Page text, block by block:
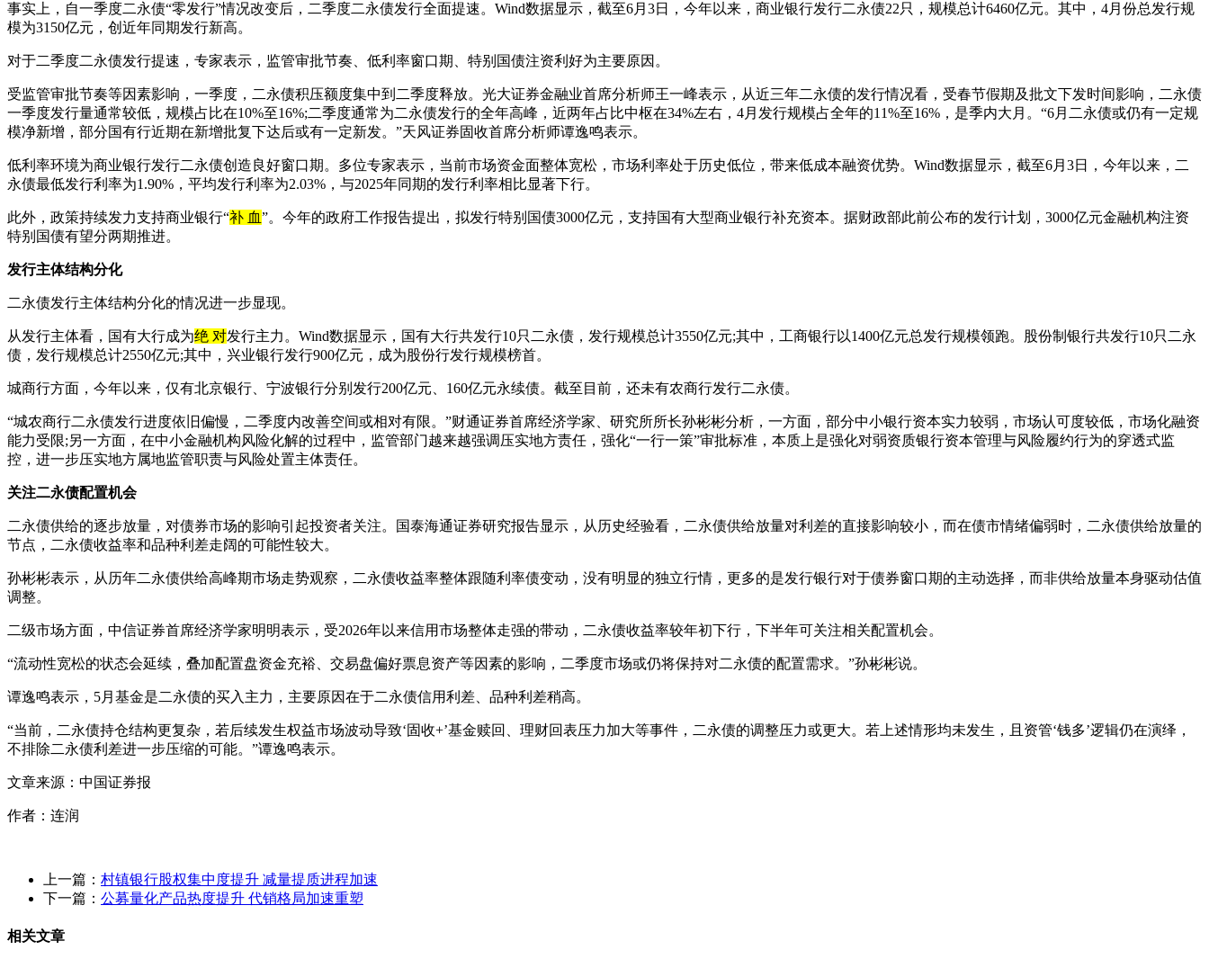
事实上，自一季度二永债“零发行”情况改变后，二季度二永债发行全面提速。Wind数据显示，截至6月3日，今年以来，商业银行发行二永债22只，规模总计6460亿元。其中，4月份总发行规
模为3150亿元，创近年同期发行新高。
对于二季度二永债发行提速，专家表示，监管审批节奏、低利率窗口期、特别国债注资利好为主要原因。
受监管审批节奏等因素影响，一季度，二永债积压额度集中到二季度释放。光大证券金融业首席分析师王一峰表示，从近三年二永债的发行情况看，受春节假期及批文下发时间影响，二永债
一季度发行量通常较低，规模占比在10%至16%;二季度通常为二永债发行的全年高峰，近两年占比中枢在34%左右，4月发行规模占全年的11%至16%，是季内大月。“6月二永债或仍有一定规
模净新增，部分国有行近期在新增批复下达后或有一定新发。”天风证券固收首席分析师谭逸鸣表示。
低利率环境为商业银行发行二永债创造良好窗口期。多位专家表示，当前市场资金面整体宽松，市场利率处于历史低位，带来低成本融资优势。Wind数据显示，截至6月3日，今年以来，二
永债最低发行利率为1.90%，平均发行利率为2.03%，与2025年同期的发行利率相比显著下行。
此外，政策持续发力支持商业银行“补 血”。今年的政府工作报告提出，拟发行特别国债3000亿元，支持国有大型商业银行补充资本。据财政部此前公布的发行计划，3000亿元金融机构注资
特别国债有望分两期推进。
发行主体结构分化
二永债发行主体结构分化的情况进一步显现。
从发行主体看，国有大行成为绝 对发行主力。Wind数据显示，国有大行共发行10只二永债，发行规模总计3550亿元;其中，工商银行以1400亿元总发行规模领跑。股份制银行共发行10只二永
债，发行规模总计2550亿元;其中，兴业银行发行900亿元，成为股份行发行规模榜首。
城商行方面，今年以来，仅有北京银行、宁波银行分别发行200亿元、160亿元永续债。截至目前，还未有农商行发行二永债。
“城农商行二永债发行进度依旧偏慢，二季度内改善空间或相对有限。”财通证券首席经济学家、研究所所长孙彬彬分析，一方面，部分中小银行资本实力较弱，市场认可度较低，市场化融资
能力受限;另一方面，在中小金融机构风险化解的过程中，监管部门越来越强调压实地方责任，强化“一行一策”审批标准，本质上是强化对弱资质银行资本管理与风险履约行为的穿透式监
控，进一步压实地方属地监管职责与风险处置主体责任。
关注二永债配置机会
二永债供给的逐步放量，对债券市场的影响引起投资者关注。国泰海通证券研究报告显示，从历史经验看，二永债供给放量对利差的直接影响较小，而在债市情绪偏弱时，二永债供给放量的
节点，二永债收益率和品种利差走阔的可能性较大。
孙彬彬表示，从历年二永债供给高峰期市场走势观察，二永债收益率整体跟随利率债变动，没有明显的独立行情，更多的是发行银行对于债券窗口期的主动选择，而非供给放量本身驱动估值
调整。
二级市场方面，中信证券首席经济学家明明表示，受2026年以来信用市场整体走强的带动，二永债收益率较年初下行，下半年可关注相关配置机会。
“流动性宽松的状态会延续，叠加配置盘资金充裕、交易盘偏好票息资产等因素的影响，二季度市场或仍将保持对二永债的配置需求。”孙彬彬说。
谭逸鸣表示，5月基金是二永债的买入主力，主要原因在于二永债信用利差、品种利差稍高。
“当前，二永债持仓结构更复杂，若后续发生权益市场波动导致‘固收+’基金赎回、理财回表压力加大等事件，二永债的调整压力或更大。若上述情形均未发生，且资管‘钱多’逻辑仍在演绎，
不排除二永债利差进一步压缩的可能。”谭逸鸣表示。
文章来源：中国证券报
作者：连润
上一篇： 村镇银行股权集中度提升 减量提质进程加速
下一篇： 公募量化产品热度提升 代销格局加速重塑
相关文章